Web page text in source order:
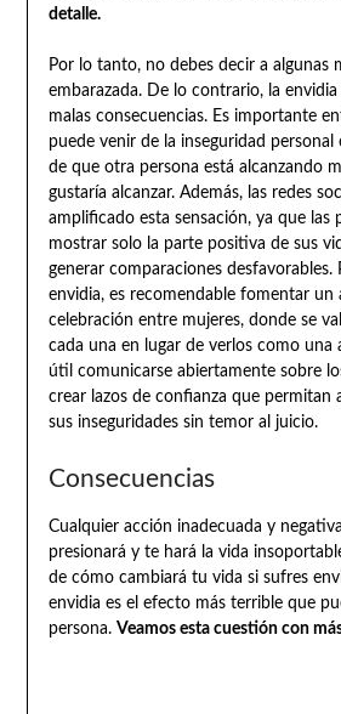
detalle.
Por lo tanto, no debes decir a algunas
embarazada. De lo contrario, la
malas consecuencias. Es importante
puede venir de la inseguridad personal
de que otra persona está alcanzando
gustaría alcanzar. Además, las redes
amplificado esta sensación, ya que las
mostrar solo la parte positiva de sus
generar comparaciones desfavorables.
envidia, es recomendable fomentar un
celebración entre mujeres, donde se
cada una en lugar de verlos como una
útil comunicarse abiertamente sobre
crear lazos de confianza que permitan
sus inseguridades sin temor al juicio.
Consecuencias
Cualquier acción inadecuada y
presionará y te hará la vida
de cómo cambiará tu vida si sufres
envidia es el efecto más terrible que
persona. Veamos esta cuestión con